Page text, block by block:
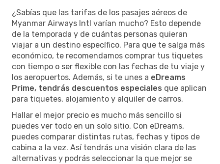
¿Sabías que las tarifas de los pasajes aéreos de
Myanmar Airways Intl varían mucho? Esto depende
de la temporada y de cuántas personas quieran
viajar a un destino específico. Para que te salga más
económico, te recomendamos comprar tus tiquetes
con tiempo o ser flexible con las fechas de tu viaje y
los aeropuertos. Además, si te unes a eDreams
Prime, tendrás descuentos especiales que aplican
para tiquetes, alojamiento y alquiler de carros.
Hallar el mejor precio es mucho más sencillo si
puedes ver todo en un solo sitio. Con eDreams,
puedes comparar distintas rutas, fechas y tipos de
cabina a la vez. Así tendrás una visión clara de las
alternativas y podrás seleccionar la que mejor se